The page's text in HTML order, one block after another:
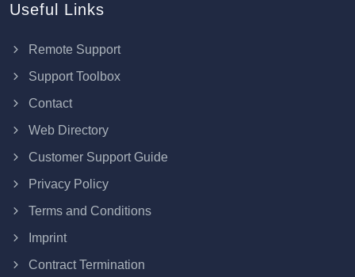
Useful Links
Remote Support
Support Toolbox
Contact
Web Directory
Customer Support Guide
Privacy Policy
Terms and Conditions
Imprint
Contract Termination